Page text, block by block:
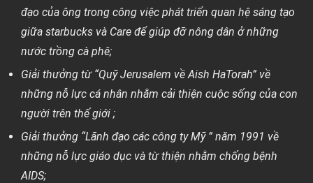
đạo của ông trong công việc phát triển quan hệ sáng tạo
giữa starbucks và Care để giúp đỡ nông dân ở những
nước trồng cà phê;
Giải thưởng từ “Quỹ Jerusalem về Aish HaTorah” về
những nỗ lực cá nhân nhằm cải thiện cuộc sống của con
người trên thế giới ;
Giải thưởng “Lãnh đạo các công ty Mỹ ” năm 1991 về
những nỗ lực giáo dục và từ thiện nhằm chống bệnh
AIDS;